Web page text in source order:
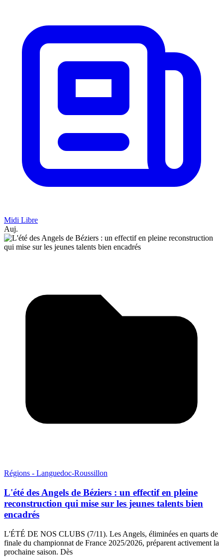
Midi Libre
Auj.
Régions - Languedoc-Roussillon
L'été des Angels de Béziers : un effectif en pleine
reconstruction qui mise sur les jeunes talents bien
encadrés
L'ÉTÉ DE NOS CLUBS (7/11). Les Angels, éliminées en quarts de
finale du championnat de France 2025/2026, préparent activement la
prochaine saison. Dès